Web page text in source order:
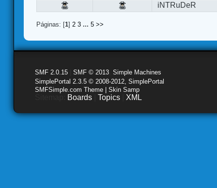
iNTRuDeR
Páginas: [1] 2 3 ... 5 >>
SMF 2.0.15 SMF © 2013 Simple Machines
SimplePortal 2.3.5 © 2008-2012, SimplePortal
SMFSimple.com Theme | Skin Samp
Boards Topics XML